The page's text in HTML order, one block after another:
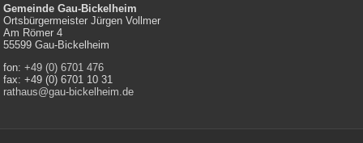
Gemeinde Gau-Bickelheim
Ortsbürgermeister Jürgen Vollmer
Am Römer 4
55599 Gau-Bickelheim
fon:+49 (0) 6701 476
fax: +49 (0) 6701 10 31
rathaus@gau-bickelheim.de